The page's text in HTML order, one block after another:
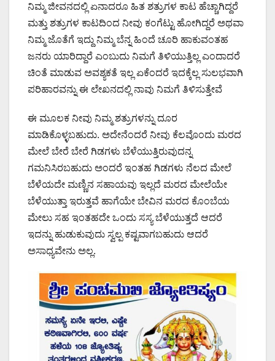
ನಿಮ್ಮ ಜೀವನದಲ್ಲಿ ಏನಾದರೂ ಹಿತ ಶತ್ರುಗಳ ಕಾಟ ಹೆಚ್ಚಾಗಿದ್ದರೆ
ಮತ್ತು ಶತ್ರುಗಳ ಕಾಟದಿಂದ ನೀವು ಕಂಗೆಟ್ಟು ಹೋಗಿದ್ದರೆ ಅಥವಾ
ನಿಮ್ಮ ಜೊತೆಗೆ ಇದ್ದು ನಿಮ್ಮ ಬೆನ್ನ ಹಿಂದೆ ಚೂರಿ ಹಾಕುವಂತಹ
ಜನರು ಯಾರಿದ್ದಾರೆ ಎಂಬುದು ನಿಮಗೆ ತಿಳಿಯುತ್ತಿಲ್ಲ ಎಂದಾದರೆ
ಚಿಂತೆ ಮಾಡುವ ಅವಶ್ಯಕತೆ ಇಲ್ಲ ಏಕೆಂದರೆ ಇದಕ್ಕೆಲ್ಲ ಸುಲಭವಾಗಿ
ಪರಿಹಾರವನ್ನು ಈ ಲೇಖನದಲ್ಲಿ ನಾವು ನಿಮಗೆ ತಿಳಿಸುತ್ತೇವೆ
ಈ ಮೂಲಕ ನೀವು ನಿಮ್ಮ ಶತ್ರುಗಳನ್ನು ದೂರ
ಮಾಡಿಕೊಳ್ಳಬಹುದು. ಅದೇನೆಂದರೆ ನೀವು ಕೆಲವೊಂದು ಮರದ
ಮೇಲೆ ಬೇರೆ ಬೇರೆ ಗಿಡಗಳು ಬೆಳೆಯುತ್ತಿರುವುದನ್ನ
ಗಮನಿಸಿರಬಹುದು ಅಂದರೆ ಇಂತಹ ಗಿಡಗಳು ನೆಲದ ಮೇಲೆ
ಬೆಳೆಯದೇ ಮಣ್ಣಿನ ಸಹಾಯವು ಇಲ್ಲದೆ ಮರದ ಮೇಲೆಯೇ
ಬೆಳೆಯುತ್ತಾ ಇರುತ್ತವೆ ಹಾಗೆಯೇ ಬೇವಿನ ಮರದ ಕೊಂಬೆಯ
ಮೇಲು ಸಹ ಇಂತಹದೇ ಒಂದು ಸಸ್ಯ ಬೆಳೆಯುತ್ತದೆ ಆದರೆ
ಇದನ್ನು ಹುಡುಕುವುದು ಸ್ವಲ್ಪ ಕಷ್ಟವಾಗಬಹುದು ಆದರೆ
ಅಸಾಧ್ಯವೇನು ಅಲ್ಲ.